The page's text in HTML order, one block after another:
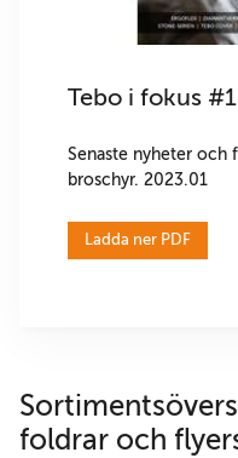
Tebo i fokus #1
Senaste nyheter och
broschyr. 2023.01
Ladda ner PDF
foldrar och